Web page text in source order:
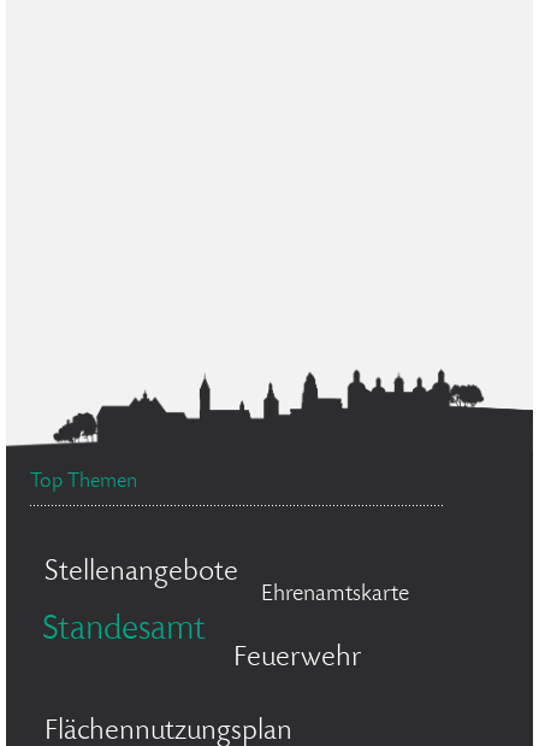
Top Themen
Stellenangebote
Ehrenamtskarte
Standesamt
Feuerwehr
Flächennutzungsplan